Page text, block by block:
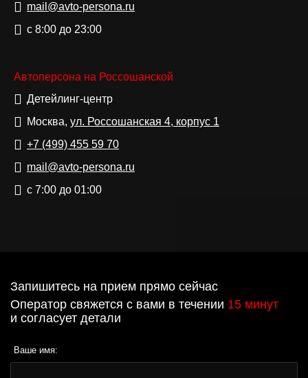
mail@avto-persona.ru
с 8:00 до 23:00
Автоперсона на Россошанской
Детейлинг-центр
Москва, ул. Россошанская 4, корпус 1
+7 (499) 455 59 70
mail@avto-persona.ru
с 7:00 до 01:00
Запишитесь на прием прямо сейчас
Оператор свяжется с вами в течении 15 минут
и согласует детали
Ваше имя: